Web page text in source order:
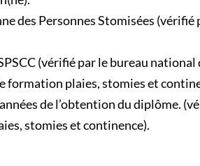
des Personnes Stomisées (vérifié
(vérifié par le bureau national
formation plaies, stomies et
de l’obtention du diplôme.
stomies et continence).